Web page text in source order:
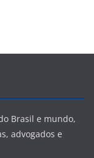
Brasil e mundo,
advogados e